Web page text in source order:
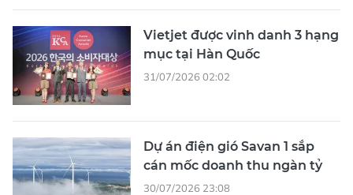
Vietjet được vinh danh 3 hạng
mục tại Hàn Quốc
31/07/2026 02:02
Dự án điện gió Savan 1 sắp
cán mốc doanh thu ngàn tỷ
30/07/2026 23:08